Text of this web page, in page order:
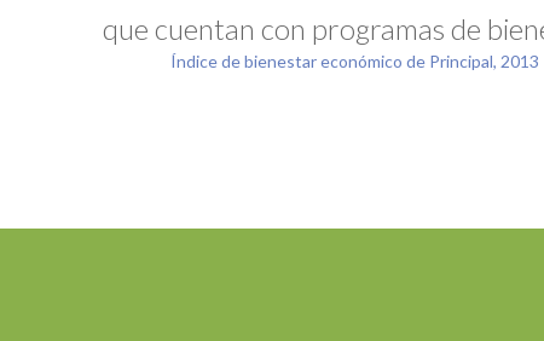
que cuentan con programas de
Índice de bienestar económico de Principal, 2013